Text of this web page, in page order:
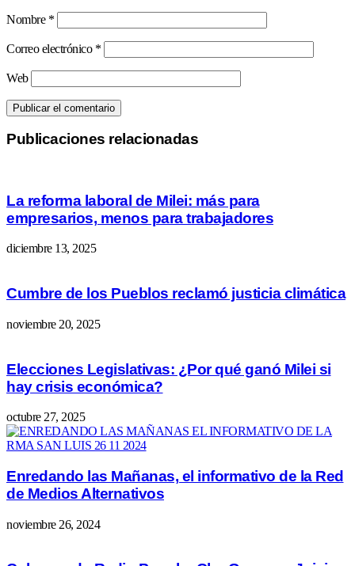
Nombre *
Correo electrónico *
Web
Publicaciones relacionadas
La reforma laboral de Milei: más para
empresarios, menos para trabajadores
diciembre 13, 2025
Cumbre de los Pueblos reclamó justicia climática
noviembre 20, 2025
Elecciones Legislativas: ¿Por qué ganó Milei si
hay crisis económica?
octubre 27, 2025
Enredando las Mañanas, el informativo de la Red
de Medios Alternativos
noviembre 26, 2024